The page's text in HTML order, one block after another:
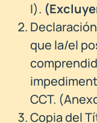
I).
que la/el
CCT.
Copia del